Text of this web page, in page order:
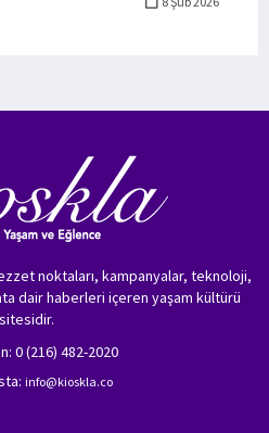
noktaları, kampanyalar, teknoloji,
dair haberleri içeren yaşam kültürü
sitesidir.
0 (216) 482-2020
info@kioskla.co